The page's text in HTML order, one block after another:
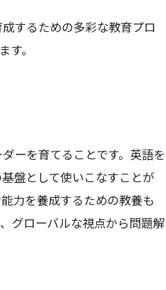
するための多彩な教育プロ
。
ーを育てることです。英語を
盤として使いこなすことが
力を養成するための教養も
グローバルな視点から問題解